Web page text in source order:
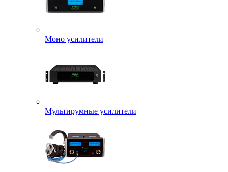
Моно усилители
Мультирумные усилители